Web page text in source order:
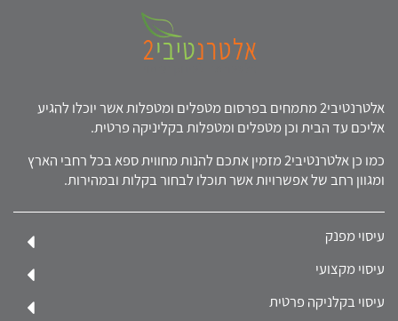
אלטרנטיבי2 מתמחים בפרסום מטפלים ומטפלות אשר יוכלו להגיע
אליכם עד הבית וכן מטפלים ומטפלות בקליניקה פרטית.
כמו כן אלטרנטיבי2 מזמין אתכם להנות מחווית ספא בכל רחבי הארץ
ומגוון רחב של אפשרויות אשר תוכלו לבחור בקלות ובמהירות.
עיסוי מפנק
עיסוי מקצועי
עיסוי בקלניקה פרטית